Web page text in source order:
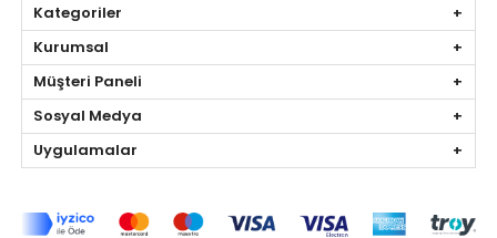
Kategoriler
Kurumsal
Müşteri Paneli
Sosyal Medya
Uygulamalar